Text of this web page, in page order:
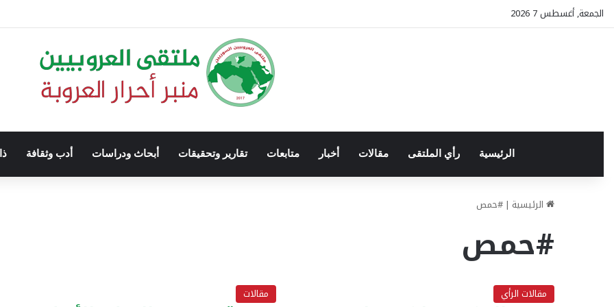
الجمعة, أغسطس 7 2026
الرئيسية رأي الملتقى مقالات أخبار متابعات تقارير وتحقيقات أبحاث ودراسات أدب وثقافة
الرئيسية | #حمص
#حمص
مقالات الرأي مقالات